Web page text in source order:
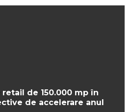
de 150.000 mp în
de accelerare anul